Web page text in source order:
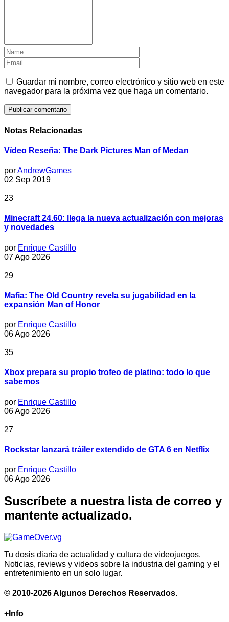
Guardar mi nombre, correo electrónico y sitio web en este
navegador para la próxima vez que haga un comentario.
Notas Relacionadas
Vídeo Reseña: The Dark Pictures Man of Medan
porAndrewGames
02 Sep 2019
23
Minecraft 24.60: llega la nueva actualización con mejoras
y novedades
por Enrique Castillo
07 Ago 2026
29
Mafia: The Old Country revela su jugabilidad en la
expansión Man of Honor
por Enrique Castillo
06 Ago 2026
35
Xbox prepara su propio trofeo de platino: todo lo que
sabemos
por Enrique Castillo
06 Ago 2026
27
Rockstar lanzará tráiler extendido de GTA 6 en Netflix
por Enrique Castillo
06 Ago 2026
Suscríbete a nuestra lista de correo y
mantente actualizado.
Tu dosis diaria de actualidad y cultura de videojuegos.
Noticias, reviews y videos sobre la industria del gaming y el
entretenimiento en un solo lugar.
© 2010-2026 Algunos Derechos Reservados.
+Info